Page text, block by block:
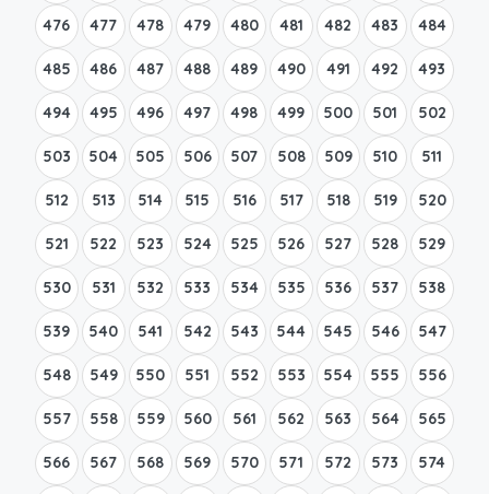
476 477 478 479 480 481 482 483 484
485 486 487 488 489 490 491 492 493
494 495 496 497 498 499 500 501 502
503 504 505 506 507 508 509 510 511
512 513 514 515 516 517 518 519 520
521 522 523 524 525 526 527 528 529
530 531 532 533 534 535 536 537 538
539 540 541 542 543 544 545 546 547
548 549 550 551 552 553 554 555 556
557 558 559 560 561 562 563 564 565
566 567 568 569 570 571 572 573 574